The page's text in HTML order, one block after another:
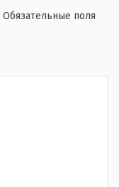
Обязательные поля